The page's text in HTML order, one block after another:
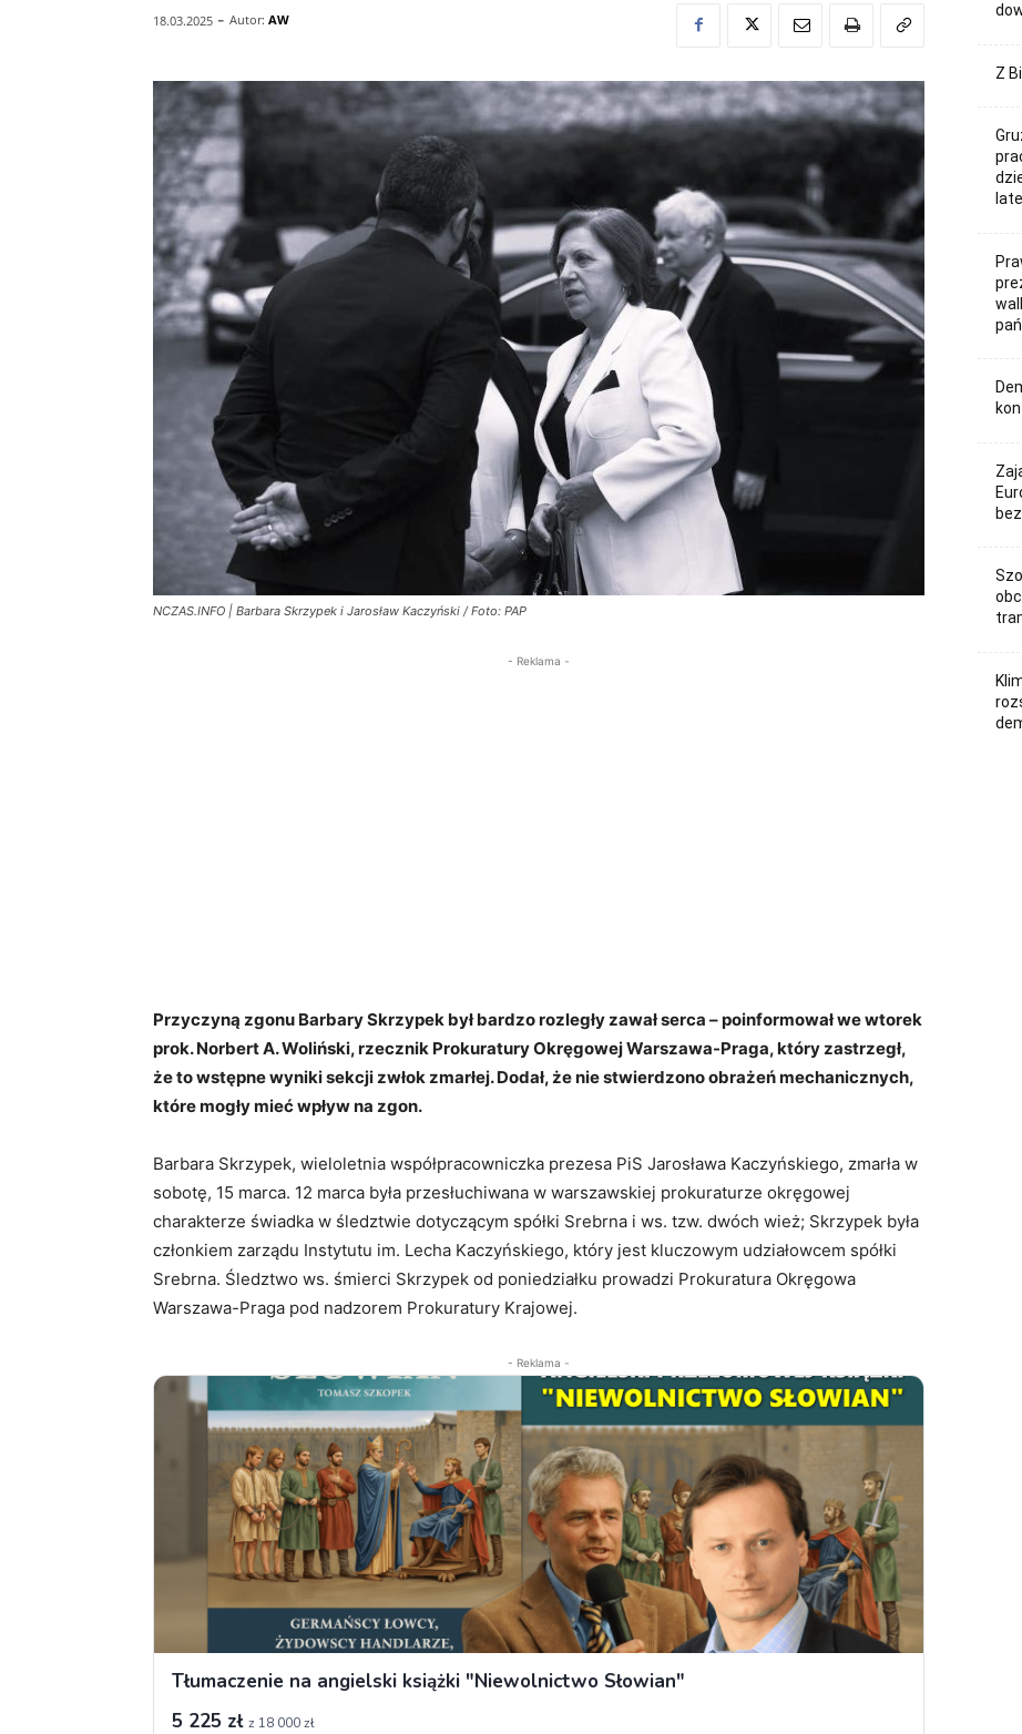
18.03.2025 - Autor: AW
NCZAS.INFO | Barbara Skrzypek i Jarosław Kaczyński / Foto: PAP
- Reklama -
Przyczyną zgonu Barbary Skrzypek był bardzo rozległy zawał serca – poinformował we wtorek
prok. Norbert A. Woliński, rzecznik Prokuratury Okręgowej Warszawa-Praga, który zastrzegł,
że to wstępne wyniki sekcji zwłok zmarłej. Dodał, że nie stwierdzono obrażeń mechanicznych,
które mogły mieć wpływ na zgon.
Barbara Skrzypek, wieloletnia współpracowniczka prezesa PiS Jarosława Kaczyńskiego, zmarła w
sobotę, 15 marca. 12 marca była przesłuchiwana w warszawskiej prokuraturze okręgowej
charakterze świadka w śledztwie dotyczącym spółki Srebrna i ws. tzw. dwóch wież; Skrzypek była
członkiem zarządu Instytutu im. Lecha Kaczyńskiego, który jest kluczowym udziałowcem spółki
Srebrna. Śledztwo ws. śmierci Skrzypek od poniedziałku prowadzi Prokuratura Okręgowa
Warszawa-Praga pod nadzorem Prokuratury Krajowej.
- Reklama -
Z